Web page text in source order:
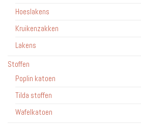
Hoeslakens
Kruikenzakken
Lakens
Stoffen
Poplin katoen
Tilda stoffen
Wafelkatoen